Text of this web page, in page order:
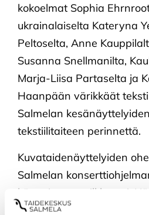
kokoelmat Sophia
ukrainalaiselta Kateryna
Peltoselta, Anne
Susanna Snellmanilta,
Marja-Liisa Partaselta ja
Haanpään värikkäät
Salmelan
tekstiilitaiteen perinnettä.
Kuvataidenäyttelyiden
Salmelan
käynnistynyt vilkkaasti.
avajaisissa 7.6. esiintyy